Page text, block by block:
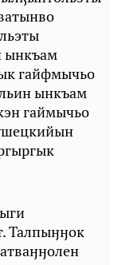
ынкъам
гайфмычьо
ынкъам
гаймычьо
Талпыӈӈок